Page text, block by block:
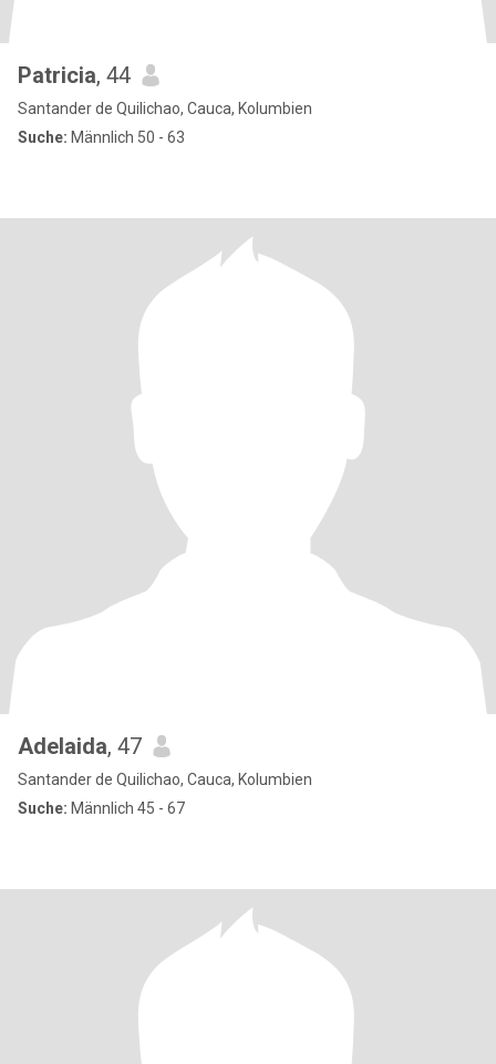
Patricia, 44
Santander de Quilichao, Cauca, Kolumbien
Suche: Männlich 50 - 63
Adelaida, 47
Santander de Quilichao, Cauca, Kolumbien
Suche: Männlich 45 - 67